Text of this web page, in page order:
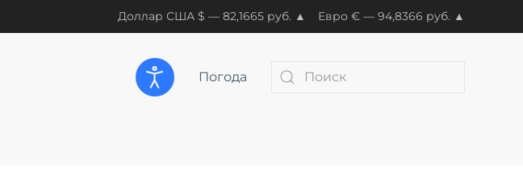
Доллар США $ — 82,1665 руб. ▲ Евро € — 94,8366 руб. ▲
Погода